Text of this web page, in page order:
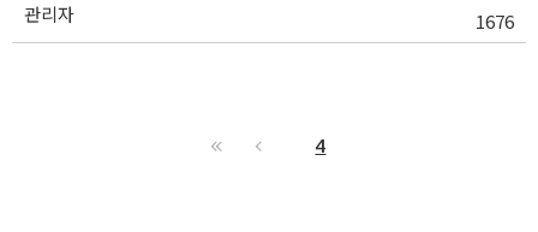
관리자 1676
4